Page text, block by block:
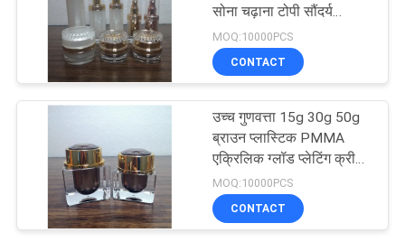
संपर्क
एक
विनती
करे
प्लास्टिक लोशन की बोतलें
प्लास्टिक प्रसाधन
सोना चढ़ाना टोपी सौंदर्य
प्रसाधन निर्माता क्रीम जार
थोक बिक्री
MOQ:10000PCS
CONTACT
उच्च गुणवत्ता 15g 30g 50g
ब्राउन प्लास्टिक PMMA
एक्रिलिक ग्लॉड प्लेटिंग क्रीम
जार आपूर्तिकर्ता कॉस्मेटिक
पैकेजिंग
MOQ:10000PCS
CONTACT